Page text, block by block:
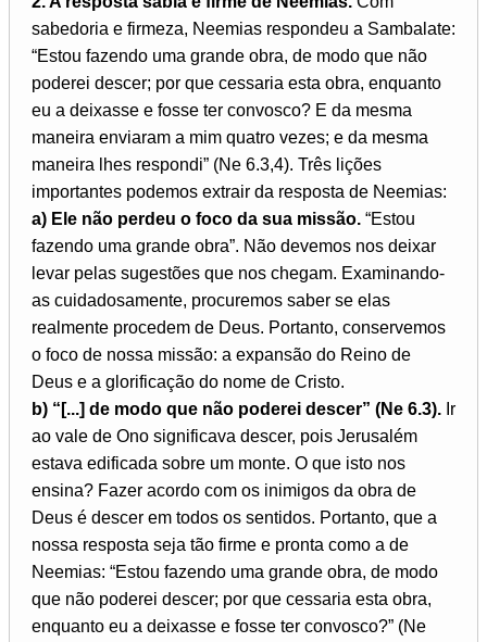
sabedoria e firmeza, Neemias respondeu a Sambalate:
“Estou fazendo uma grande obra, de modo que não
poderei descer; por que cessaria esta obra, enquanto
eu a deixasse e fosse ter convosco? E da mesma
maneira enviaram a mim quatro vezes; e da mesma
maneira lhes respondi” (Ne 6.3,4). Três lições
importantes podemos extrair da resposta de Neemias:
a) Ele não perdeu o foco da sua missão. “Estou
fazendo uma grande obra”. Não devemos nos deixar
levar pelas sugestões que nos chegam. Examinando-
as cuidadosamente, procuremos saber se elas
realmente procedem de Deus. Portanto, conservemos
o foco de nossa missão: a expansão do Reino de
Deus e a glorificação do nome de Cristo.
b) “[...] de modo que não poderei descer” (Ne 6.3). Ir
ao vale de Ono significava descer, pois Jerusalém
estava edificada sobre um monte. O que isto nos
ensina? Fazer acordo com os inimigos da obra de
Deus é descer em todos os sentidos. Portanto, que a
nossa resposta seja tão firme e pronta como a de
Neemias: “Estou fazendo uma grande obra, de modo
que não poderei descer; por que cessaria esta obra,
enquanto eu a deixasse e fosse ter convosco?” (Ne